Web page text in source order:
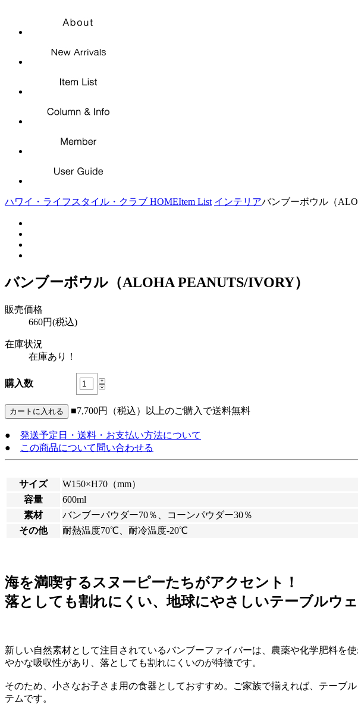
ハワイ・ライフスタイル・クラブ HOMEItem List インテリアバンブーボウル（
バンブーボウル（ALOHA PEANUTS/IVORY）
販売価格
660円(税込)
在庫状況
在庫あり！
購入数
■7,700円（税込）以上のご購入で送料無料
● 発送予定日・送料・お支払い方法について
●
この商品について問い合わせる
サイズ
W150×H70（mm）
容量
600ml
素材
バンブーパウダー70％、コーンパウダー30％
その他
耐熱温度70℃、耐冷温度-20℃
海を満喫するスヌーピーたちがアクセント！
落としても割れにくい、地球にやさしいテーブルウ
新しい自然素材として注目されているバンブーファイバーは、農薬や化学肥料を
やかな吸収性があり、落としても割れにくいのが特徴です。
そのため、小さなお子さま用の食器としておすすめ。ご家族で揃えれば、テーブ
テムです。